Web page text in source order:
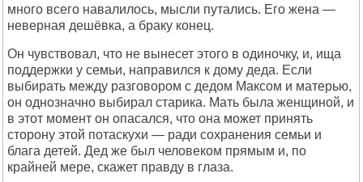
много всего навалилось, мысли путались. Его жена —
неверная дешёвка, а браку конец.
Он чувствовал, что не вынесет этого в одиночку, и, ища
поддержки у семьи, направился к дому деда. Если
выбирать между разговором с дедом Максом и матерью,
он однозначно выбирал старика. Мать была женщиной, и
в этот момент он опасался, что она может принять
сторону этой потаскухи — ради сохранения семьи и
блага детей. Дед же был человеком прямым и, по
крайней мере, скажет правду в глаза.